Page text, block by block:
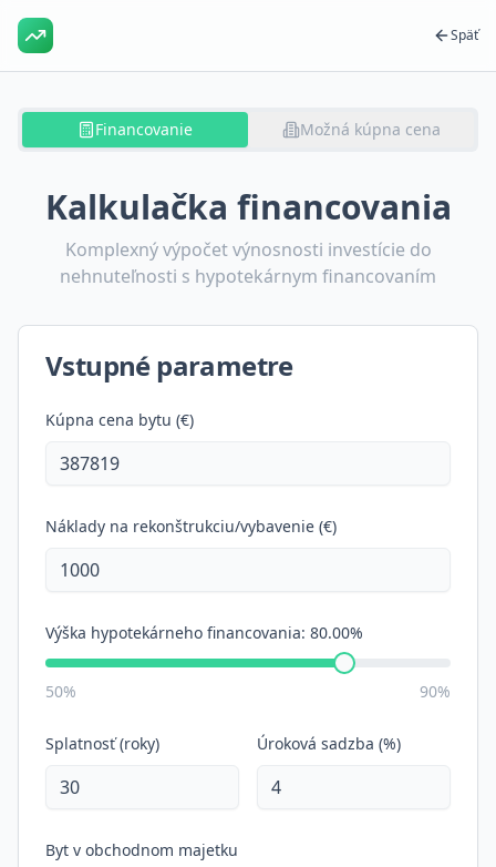
Späť
Financovanie Možná kúpna cena
Kalkulačka financovania
Komplexný výpočet výnosnosti investície do
nehnuteľnosti s hypotekárnym financovaním
Vstupné parametre
Kúpna cena bytu (€)
Náklady na rekonštrukciu/vybavenie (€)
Výška hypotekárneho financovania: 80.00%
50% 90%
Splatnosť (roky) Úroková sadzba (%)
Byt v obchodnom majetku